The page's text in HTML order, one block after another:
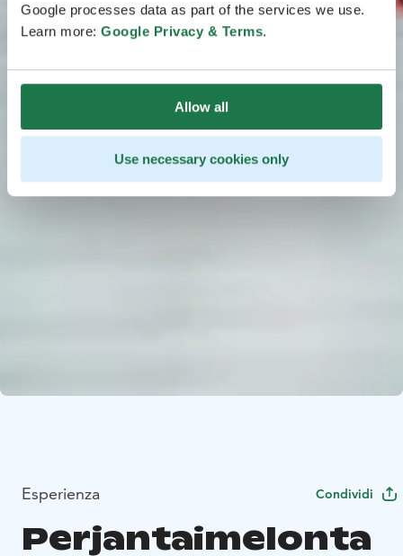
Google processes data as part of the services we use.
Learn more: Google Privacy & Terms.
Allow all
Use necessary cookies only
Esperienza Condividi
Perjantaimelonta